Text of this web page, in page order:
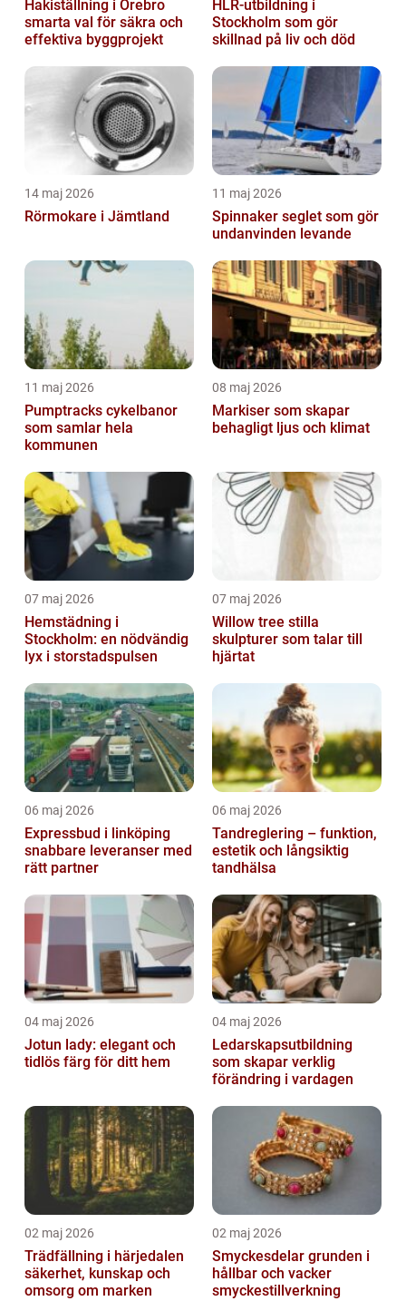
Hakiställning i Örebro
smarta val för säkra och
effektiva byggprojekt
HLR-utbildning i
Stockholm som gör
skillnad på liv och död
14 maj 2026
Rörmokare i Jämtland
11 maj 2026
Spinnaker seglet som gör
undanvinden levande
11 maj 2026
Pumptracks cykelbanor
som samlar hela
kommunen
08 maj 2026
Markiser som skapar
behagligt ljus och klimat
07 maj 2026
Hemstädning i
Stockholm: en nödvändig
lyx i storstadspulsen
07 maj 2026
Willow tree stilla
skulpturer som talar till
hjärtat
06 maj 2026
Expressbud i linköping
snabbare leveranser med
rätt partner
06 maj 2026
Tandreglering – funktion,
estetik och långsiktig
tandhälsa
04 maj 2026
Jotun lady: elegant och
tidlös färg för ditt hem
04 maj 2026
Ledarskapsutbildning
som skapar verklig
förändring i vardagen
02 maj 2026
Trädfällning i härjedalen
säkerhet, kunskap och
omsorg om marken
02 maj 2026
Smyckesdelar grunden i
hållbar och vacker
smyckestillverkning